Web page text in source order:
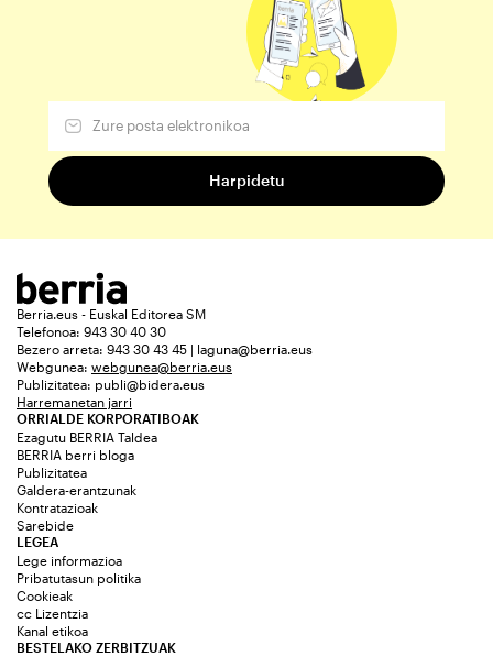
Berria.eus - Euskal Editorea SM
Telefonoa: 943 30 40 30
Bezero arreta: 943 30 43 45 | laguna@berria.eus
Webgunea: webgunea@berria.eus
Publizitatea: publi@bidera.eus
Harremanetan jarri
ORRIALDE KORPORATIBOAK
Ezagutu BERRIA Taldea
BERRIA berri bloga
Publizitatea
Galdera-erantzunak
Kontratazioak
Sarebide
LEGEA
Lege informazioa
Pribatutasun politika
Cookieak
cc Lizentzia
Kanal etikoa
BESTELAKO ZERBITZUAK